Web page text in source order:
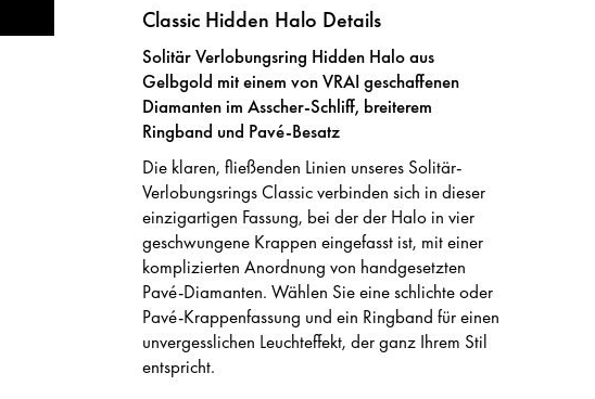
Classic Hidden Halo Details
Solitär Verlobungsring Hidden Halo aus
Gelbgold mit einem von VRAI geschaffenen
Diamanten im Asscher-Schliff, breiterem
Ringband und Pavé-Besatz
Die klaren, fließenden Linien unseres Solitär-
Verlobungsrings Classic verbinden sich in dieser
einzigartigen Fassung, bei der der Halo in vier
geschwungene Krappen eingefasst ist, mit einer
komplizierten Anordnung von handgesetzten
Pavé-Diamanten. Wählen Sie eine schlichte oder
Pavé-Krappenfassung und ein Ringband für einen
unvergesslichen Leuchteffekt, der ganz Ihrem Stil
entspricht.